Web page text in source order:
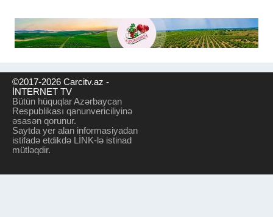
©2017-2026 Carcitv.az -
İNTERNET TV
Bütün hüquqlar Azərbaycan
Respublikası qanunvericiliyinə
əsasən qorunur.
Saytda yer alan informasiyadan
istifadə etdikdə LİNK-lə istinad
mütləqdir.